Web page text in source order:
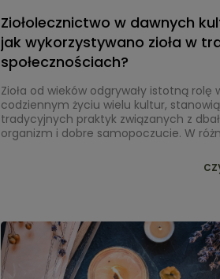
Ziołolecznictwo w dawnych
jak wykorzystywano zioła w
społecznościach?
Zioła od wieków odgrywały istotną rolę
codziennym życiu wielu kultur,
tradycyjnych praktyk związanych z
organizm i dobre samopoczucie. W
sposób, zarówno w codziennej diecie,
obrzędach rytualnych. Wiedza na
przetrwało do dziś. Leki roślinne były
elementem ziołolecznictwa, które było
metodą leczenia, co potwierdzają
dokumenty i badania archeologiczne.